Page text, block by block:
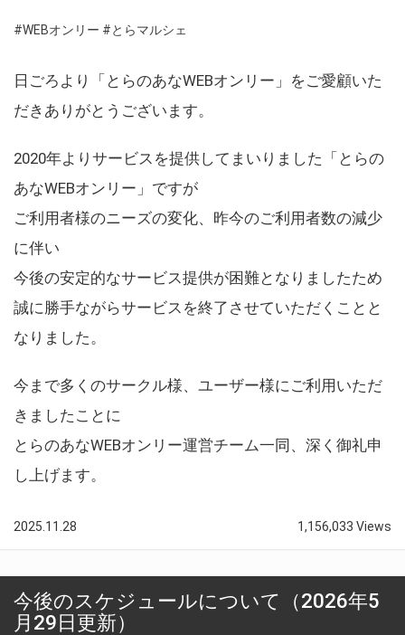
#WEBオンリー #とらマルシェ
日ごろより「とらのあなWEBオンリー」をご愛顧いた
だきありがとうございます。
2020年よりサービスを提供してまいりました「とらの
あなWEBオンリー」ですが
ご利用者様のニーズの変化、昨今のご利用者数の減少
に伴い
今後の安定的なサービス提供が困難となりましたため
誠に勝手ながらサービスを終了させていただくことと
なりました。
今まで多くのサークル様、ユーザー様にご利用いただ
きましたことに
とらのあなWEBオンリー運営チーム一同、深く御礼申
し上げます。
2025.11.28 1,156,033 Views
今後のスケジュールについて（2026年5
月29日更新）